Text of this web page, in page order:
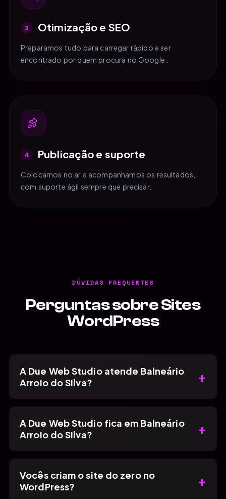
3 Otimização e SEO
Preparamos tudo para carregar rápido e ser
encontrado por quem procura no Google.
4 Publicação e suporte
Colocamos no ar e acompanhamos os resultados,
com suporte ágil sempre que precisar.
DÚVIDAS FREQUENTES
Perguntas sobre Sites
WordPress
A Due Web Studio atende Balneário
Arroio do Silva?
+
A Due Web Studio fica em Balneário
Arroio do Silva?
+
Vocês criam o site do zero no
WordPress?
+